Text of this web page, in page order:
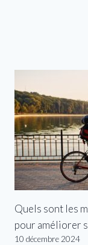
Quels sont les
pour améliorer
10 décembre 2024